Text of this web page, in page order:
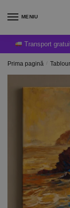
MENIU
Transport
Prima pagină /